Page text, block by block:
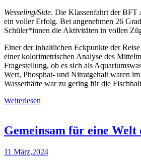
Wesseling/Side. Die Klassenfahrt der BFT
ein voller Erfolg. Bei angenehmen 26
Schüler*innen die Aktivitäten in vollen
Einer der inhaltlichen Eckpunkte der
einer kolorimetrischen Analyse des
Fragestellung, ob es sich als
Wert, Phosphat- und Nitratgehalt waren
Wasserhärte war zu gering für die
Weiterlesen
Gemeinsam für eine Welt
11 März,2024